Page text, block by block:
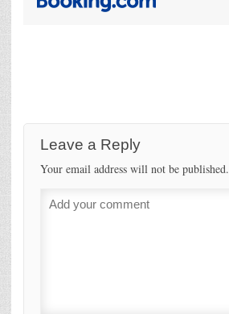
Leave a Reply
Your email address will not be published.